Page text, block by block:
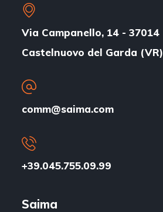
Via Campanello, 14 - 37014
Castelnuovo del Garda (VR)
comm@saima.com
+39.045.755.09.99
Saima